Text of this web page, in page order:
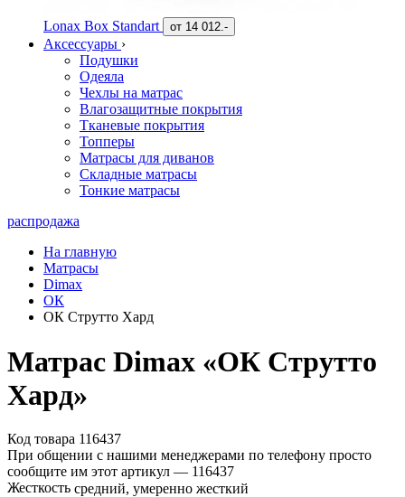
Lonax Box Standart от 14 012.-
Аксессуары ›
Подушки
Одеяла
Чехлы на матрас
Влагозащитные покрытия
Тканевые покрытия
Топперы
Матрасы для диванов
Складные матрасы
Тонкие матрасы
распродажа
На главную
Матрасы
Dimax
ОК
ОК Струтто Хард
Матрас Dimax «ОК Струтто
Хард»
Код товара 116437
При общении с нашими менеджерами по телефону просто
сообщите им этот артикул — 116437
Жесткость средний, умеренно жесткий